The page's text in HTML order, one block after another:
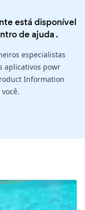
está disponível
de ajuda .
especialistas
aplicativos powr
Information